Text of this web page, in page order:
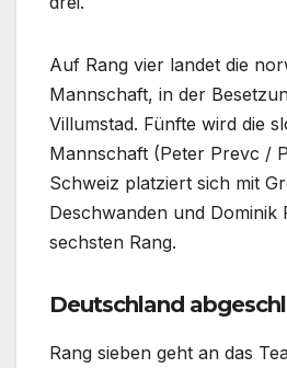
Auf Rang vier landet die
Mannschaft, in der
Villumstad. Fünfte wird die
Mannschaft (Peter Prevc /
Schweiz platziert sich mit
Deschwanden und Dominik
sechsten Rang.
Deutschland
Rang sieben geht an das